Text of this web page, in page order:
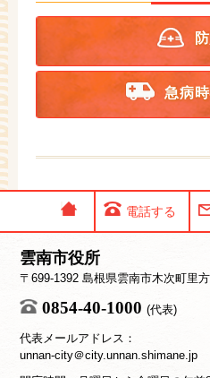
急病
電話する
雲南市役所
〒699-1392 島根県雲南市木次町里方
0854-40-1000 (代表)
代表メールアドレス：
unnan-city＠city.unnan.shimane.jp